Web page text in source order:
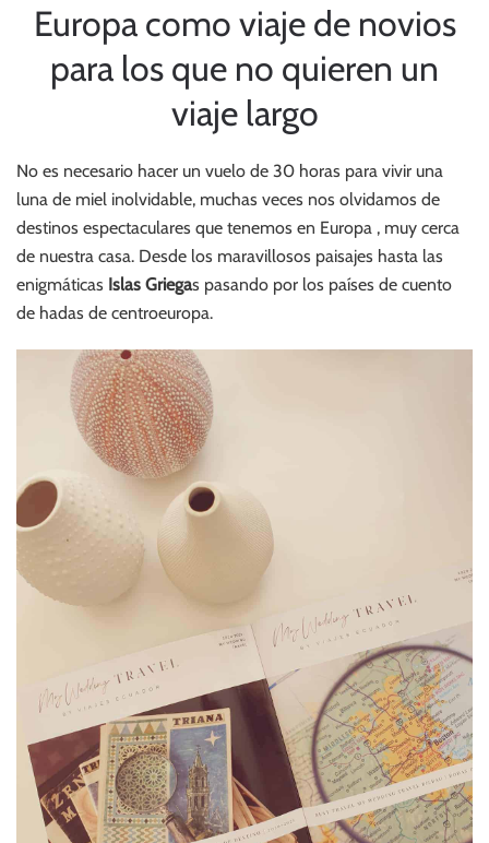
Europa como viaje de novios
para los que no quieren un
viaje largo
No es necesario hacer un vuelo de 30 horas para vivir una
luna de miel inolvidable, muchas veces nos olvidamos de
destinos espectaculares que tenemos en Europa , muy cerca
de nuestra casa. Desde los maravillosos paisajes hasta las
enigmáticas Islas Griegas pasando por los países de cuento
de hadas de centroeuropa.